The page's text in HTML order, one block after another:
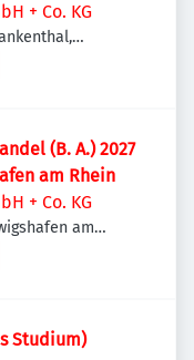
+ Co. KG
(B. A.) 2027
am Rhein
+ Co. KG
am
Studium)